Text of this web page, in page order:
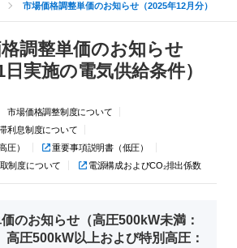
市場価格調整単価のお知らせ（2025年12月分）
調整単価のお知らせ
日実施の電気供給条件）
市場価格調整制度について
利息制度について
圧）
重要事項説明書（低圧）
制度について
電源構成およびCO₂排出係数
のお知らせ（高圧500kW未満：
高圧500kW以上および特別高圧：